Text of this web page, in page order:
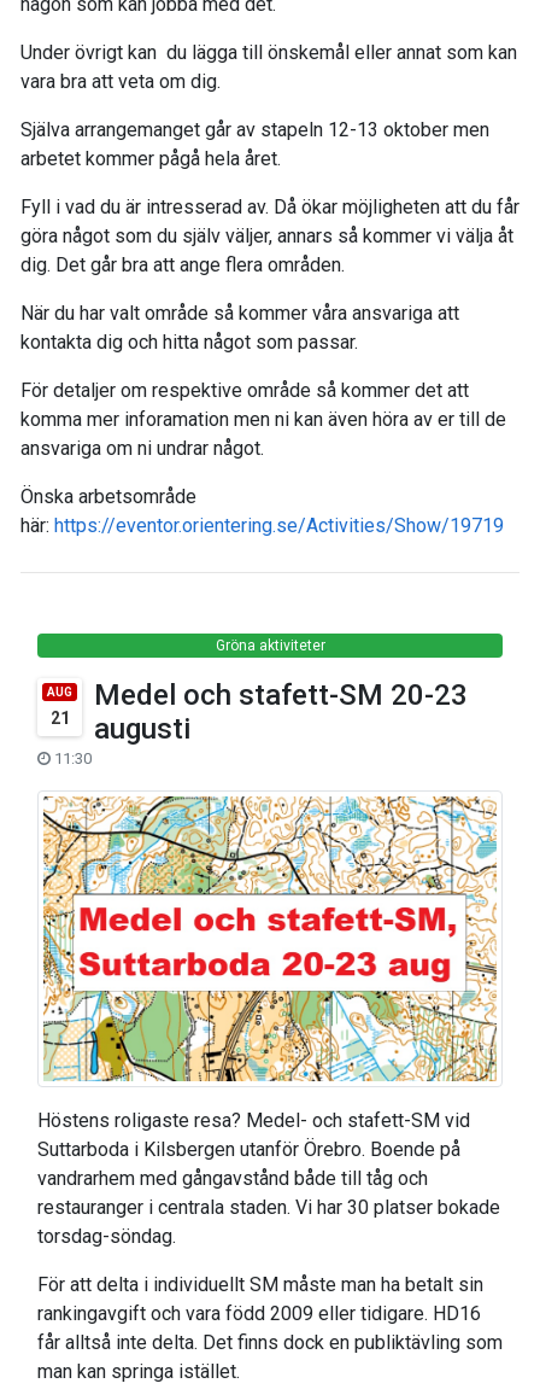
Under övrigt kan du lägga till önskemål eller annat som kan
vara bra att veta om dig.
Själva arrangemanget går av stapeln 12-13 oktober men
arbetet kommer pågå hela året.
Fyll i vad du är intresserad av. Då ökar möjligheten att du får
göra något som du själv väljer, annars så kommer vi välja åt
dig. Det går bra att ange flera områden.
När du har valt område så kommer våra ansvariga att
kontakta dig och hitta något som passar.
För detaljer om respektive område så kommer det att
komma mer inforamation men ni kan även höra av er till de
ansvariga om ni undrar något.
Önska arbetsområde
här: https://eventor.orientering.se/Activities/Show/19719
Gröna aktiviteter
AUG
21
Medel och stafett-SM 20-23
augusti
11:30
Höstens roligaste resa? Medel- och stafett-SM vid
Suttarboda i Kilsbergen utanför Örebro. Boende på
vandrarhem med gångavstånd både till tåg och
restauranger i centrala staden. Vi har 30 platser bokade
torsdag-söndag.
För att delta i individuellt SM måste man ha betalt sin
rankingavgift och vara född 2009 eller tidigare. HD16
får alltså inte delta. Det finns dock en publiktävling som
man kan springa istället.